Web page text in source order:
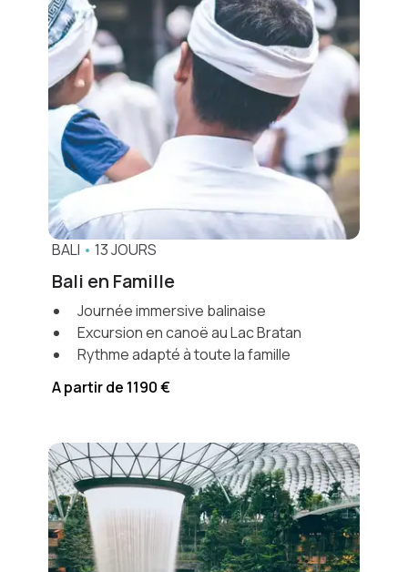
BALI • 13 JOURS
Bali en Famille
Journée immersive balinaise
Excursion en canoë au Lac Bratan
Rythme adapté à toute la famille
A partir de 1190 €